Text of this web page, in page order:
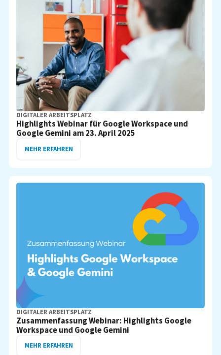
DIGITALER ARBEITSPLATZ
Highlights Webinar für Google Workspace und
Google Gemini am 23. April 2025
MEHR ERFAHREN
DIGITALER ARBEITSPLATZ
Zusammenfassung Webinar: Highlights Google
Workspace und Google Gemini
MEHR ERFAHREN